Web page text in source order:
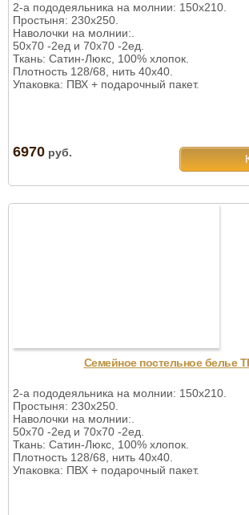
2-а пододеяльника на молнии: 150х210.
Простыня: 230х250.
Наволочки на молнии:.
50х70 -2ед и 70х70 -2ед.
Ткань: Сатин-Люкс, 100% хлопок.
Плотность 128/68, нить 40х40.
Упаковка: ПВХ + подарочный пакет.
6970 руб.
Семейное постельное белье
2-а пододеяльника на молнии: 150х210.
Простыня: 230х250.
Наволочки на молнии:.
50х70 -2ед и 70х70 -2ед.
Ткань: Сатин-Люкс, 100% хлопок.
Плотность 128/68, нить 40х40.
Упаковка: ПВХ + подарочный пакет.